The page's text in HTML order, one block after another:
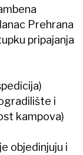
Prehrana
pripajanja
i
kampova)
objedinjuju i